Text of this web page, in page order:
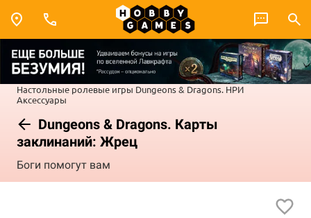
Настольные ролевые игры Dungeons & Dragons. НРИ
Аксессуары
Dungeons & Dragons. Карты
заклинаний: Жрец
Боги помогут вам